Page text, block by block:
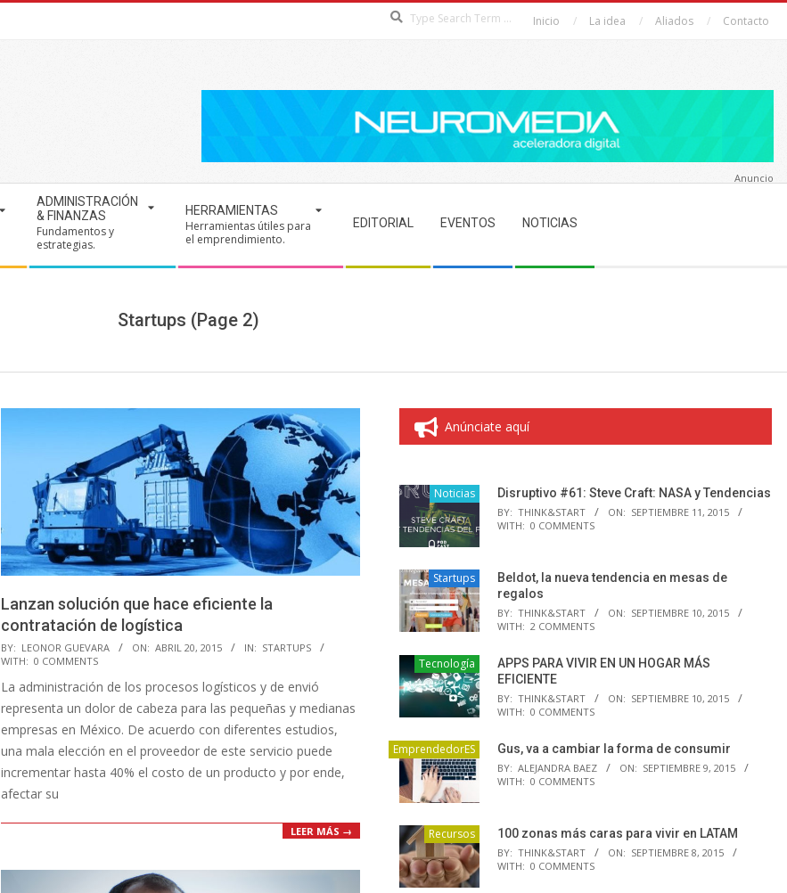
Inicio La idea Aliados Contacto
ADMINISTRACIÓN
& FINANZAS
Fundamentos y
estrategias.
HERRAMIENTAS
Herramientas útiles para
el emprendimiento.
EDITORIAL EVENTOS NOTICIAS
Anuncio
Startups (Page 2)
Lanzan solución que hace eficiente la
contratación de logística
2015-
04-
20
BY: LEONOR GUEVARA ON: ABRIL 20, 2015 IN: STARTUPS
WITH: 0 COMMENTS
La administración de los procesos logísticos y de envió
representa un dolor de cabeza para las pequeñas y medianas
empresas en México. De acuerdo con diferentes estudios,
una mala elección en el proveedor de este servicio puede
incrementar hasta 40% el costo de un producto y por ende,
afectar su
LEER MÁS →
Anúnciate aquí
Noticias Disruptivo #61: Steve Craft: NASA y Tendencias
BY: THINK&START ON: SEPTIEMBRE 11, 2015
WITH: 0 COMMENTS
Startups
Beldot, la nueva tendencia en mesas de
regalos
BY: THINK&START ON: SEPTIEMBRE 10, 2015
WITH: 2 COMMENTS
Tecnología
APPS PARA VIVIR EN UN HOGAR MÁS
EFICIENTE
BY: THINK&START ON: SEPTIEMBRE 10, 2015
WITH: 0 COMMENTS
EmprendedorES Gus, va a cambiar la forma de consumir
BY: ALEJANDRA BAEZ ON: SEPTIEMBRE 9, 2015
WITH: 0 COMMENTS
Recursos 100 zonas más caras para vivir en LATAM
BY: THINK&START ON: SEPTIEMBRE 8, 2015
WITH: 0 COMMENTS